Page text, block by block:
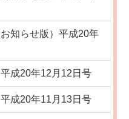
知らせ版）平成20年
成20年12月12日号
成20年11月13日号